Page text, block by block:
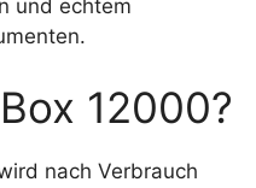
und echtem
12000?
nach Verbrauch